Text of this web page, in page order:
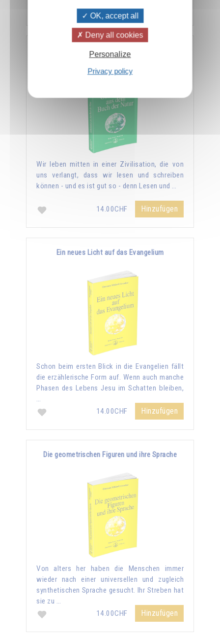
14.00CHF Hinzufügen
Geheimnisse aus dem Buch der Natur
Wir leben mitten in einer Zivilisation, die von
uns verlangt, dass wir lesen und schreiben
können - und es ist gut so - denn Lesen und …
14.00CHF Hinzufügen
Ein neues Licht auf das Evangelium
Schon beim ersten Blick in die Evangelien fällt
die erzählerische Form auf. Wenn auch manche
Phasen des Lebens Jesu im Schatten bleiben,
…
14.00CHF
Hinzufügen
Die geometrischen Figuren und ihre Sprache
Von alters her haben die Menschen immer
wieder nach einer universellen und zugleich
synthetischen Sprache gesucht. Ihr Streben hat
sie zu …
14.00CHF
Hinzufügen
OK, accept all
Deny all cookies
Personalize
Privacy policy